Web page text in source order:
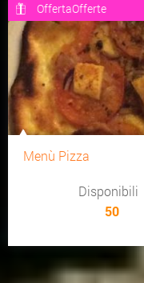
OffertaOfferte
Menù Pizza
Disponibili
50